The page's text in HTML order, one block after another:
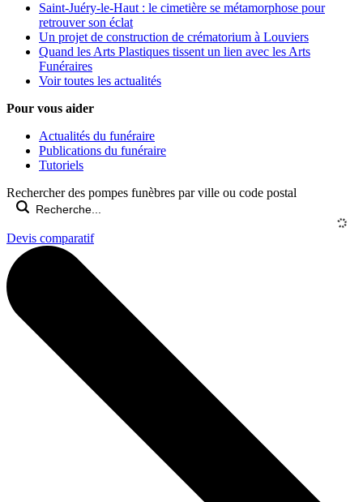
Saint-Juéry-le-Haut : le cimetière se métamorphose pour
retrouver son éclat
Un projet de construction de crématorium à Louviers
Quand les Arts Plastiques tissent un lien avec les Arts
Funéraires
Voir toutes les actualités
Pour vous aider
Actualités du funéraire
Publications du funéraire
Tutoriels
Rechercher des pompes funèbres par ville ou code postal
Devis comparatif